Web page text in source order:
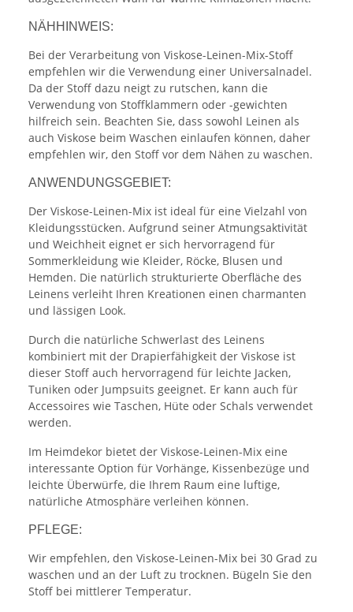
NÄHHINWEIS:
Bei der Verarbeitung von Viskose-Leinen-Mix-Stoff
empfehlen wir die Verwendung einer Universalnadel.
Da der Stoff dazu neigt zu rutschen, kann die
Verwendung von Stoffklammern oder -gewichten
hilfreich sein. Beachten Sie, dass sowohl Leinen als
auch Viskose beim Waschen einlaufen können, daher
empfehlen wir, den Stoff vor dem Nähen zu waschen.
ANWENDUNGSGEBIET:
Der Viskose-Leinen-Mix ist ideal für eine Vielzahl von
Kleidungsstücken. Aufgrund seiner Atmungsaktivität
und Weichheit eignet er sich hervorragend für
Sommerkleidung wie Kleider, Röcke, Blusen und
Hemden. Die natürlich strukturierte Oberfläche des
Leinens verleiht Ihren Kreationen einen charmanten
und lässigen Look.
Durch die natürliche Schwerlast des Leinens
kombiniert mit der Drapierfähigkeit der Viskose ist
dieser Stoff auch hervorragend für leichte Jacken,
Tuniken oder Jumpsuits geeignet. Er kann auch für
Accessoires wie Taschen, Hüte oder Schals verwendet
werden.
Im Heimdekor bietet der Viskose-Leinen-Mix eine
interessante Option für Vorhänge, Kissenbezüge und
leichte Überwürfe, die Ihrem Raum eine luftige,
natürliche Atmosphäre verleihen können.
PFLEGE:
Wir empfehlen, den Viskose-Leinen-Mix bei 30 Grad zu
waschen und an der Luft zu trocknen. Bügeln Sie den
Stoff bei mittlerer Temperatur.